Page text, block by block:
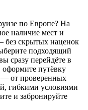
по Европе? На
наличие мест и
без скрытых наценок
подходящий
сразу перейдёте в
оформите путёвку
— от проверенных
гибкими условиями
и забронируйте